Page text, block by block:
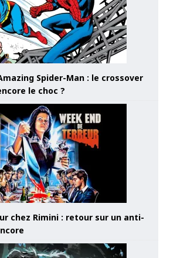
Spider-Man : le crossover
le choc ?
chez Rimini : retour sur un anti-